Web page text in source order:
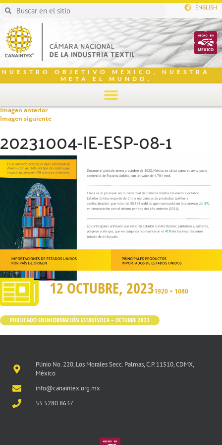
ENGLISH
NUESTRO OBJETIVO MÉXICO, NUESTRA
META EL MUNDO.
Imagen anterior
Imagen siguiente
20231004-IE-ESP-08-1
12 OCTUBRE, 20231920 × 1080
PUBLICADO ENINFORMACIÓN ESTADÍSTICA – OCTUBRE 2023
Plinio No. 220, Los Morales Secc. Palmas, C.P. 11510, CDMX,
México
info@canaintex.org.mx
55 5280 8637